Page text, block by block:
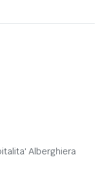
Alberghiera